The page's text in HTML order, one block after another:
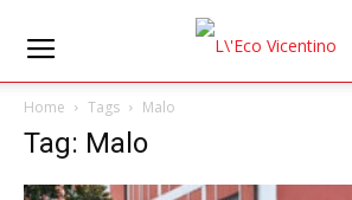
Home Tags Malo
Tag: Malo